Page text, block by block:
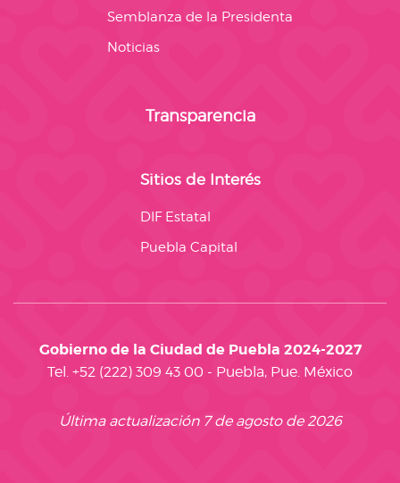
Semblanza de la Presidenta
Noticias
Transparencia
Sitios de Interés
DIF Estatal
Puebla Capital
Gobierno de la Ciudad de Puebla 2024-2027
Tel. +52 (222) 309 43 00 - Puebla, Pue. México
Última actualización 7 de agosto de 2026